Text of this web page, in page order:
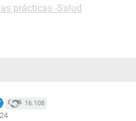
prácticas -Salud
16.108